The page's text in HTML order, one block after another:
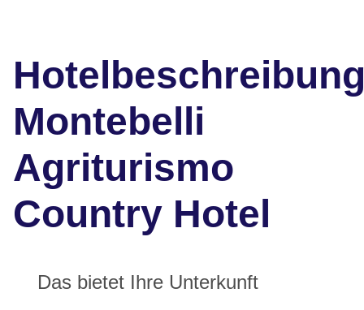
Montebelli
Agriturismo
Country Hotel
Das bietet Ihre Unterkunft